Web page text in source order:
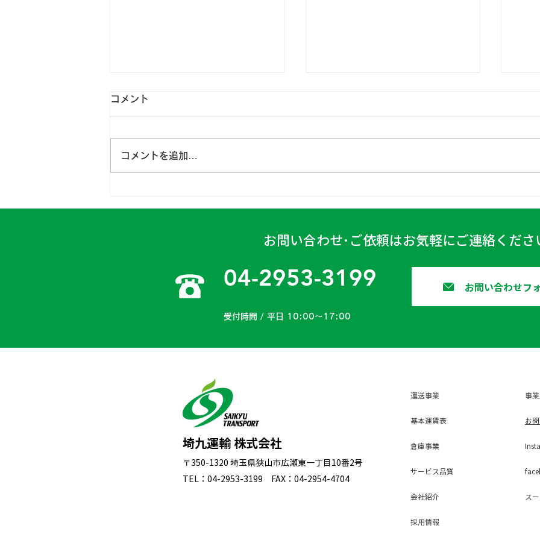
コメント
コメントを追加…
お問い合わせ･ご依頼はお気軽にご連絡くださ
04-2953-3199
受付時間 / 平日 10:00〜17:00
お問い合わせフ
埼九運輸 株式会社
〒350-1320 埼玉県狭山市広瀬東一丁目10番2号
TEL：04-2953-3199 FAX：04-2954-4704
運送事業
基本運賃表
倉庫事業
サービス品質
会社紹介
採用情報
事
お
ス